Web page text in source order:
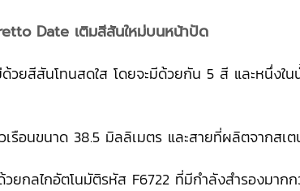
Date เติมสีสันใหม่บนหน้าปัด
วยสีสันโทนสดใส โดยจะมีด้วยกัน 5 สี และหนึ่งใ
รือนขนาด 38.5 มิลลิเมตร และสายที่ผลิตจากสเ
ยกลไกอัตโนมัติรหัส F6722 ที่มีกำลังสำรองมาก